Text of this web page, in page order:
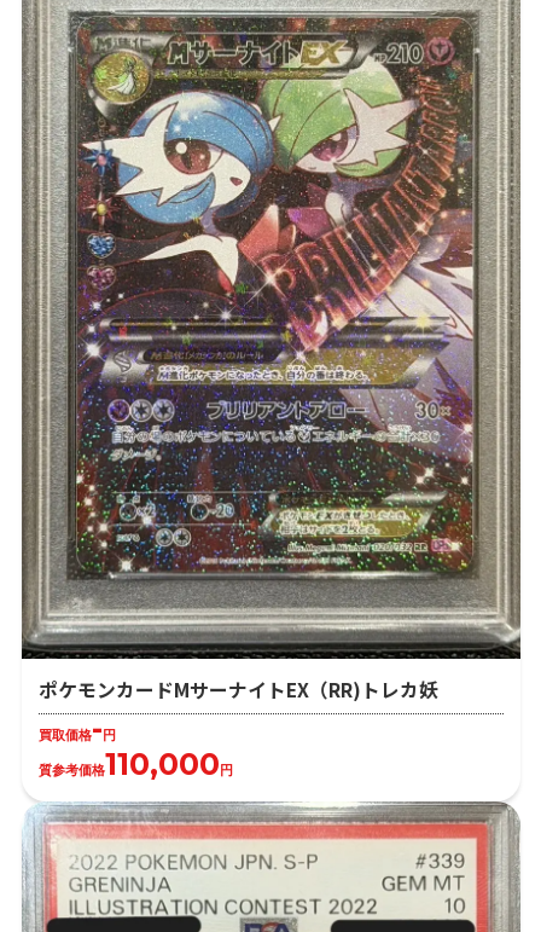
ポケモンカードMサーナイトEX（RR)トレカ妖
買取価格-円
質参考価格110,000円